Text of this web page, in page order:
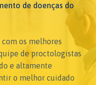
de doenças do
os melhores
de proctologistas
e altamente
o melhor cuidado